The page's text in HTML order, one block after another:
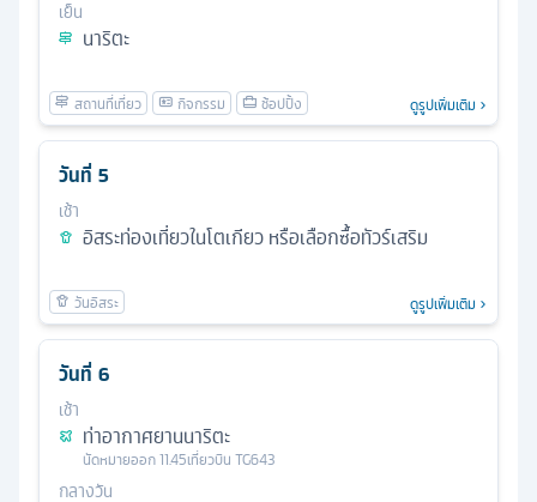
เย็น
นาริตะ
ดูรูปเพิ่มเติม
วันที่ 5
เช้า
อิสระท่องเที่ยวในโตเกียว หรือเลือกซื้อทัวร์เสริม
ดูรูปเพิ่มเติม
วันที่ 6
เช้า
ท่าอากาศยานนาริตะ
นัดหมายออก11.45เที่ยวบิน TG643
กลางวัน